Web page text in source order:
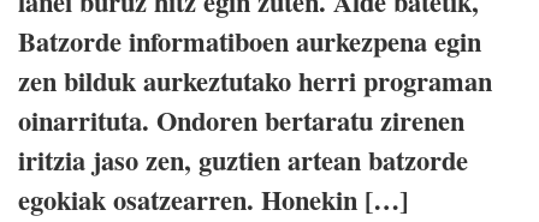
Batzorde informatiboen aurkezpena egin
zen bilduk aurkeztutako herri programan
oinarrituta. Ondoren bertaratu zirenen
iritzia jaso zen, guztien artean batzorde
egokiak osatzearren. Honekin […]